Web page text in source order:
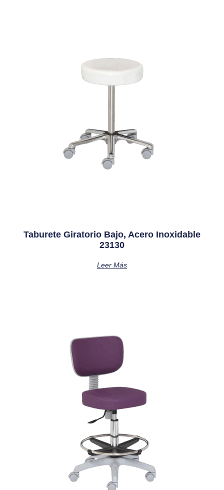
Taburete Giratorio Bajo, Acero Inoxidable
23130
Leer Más